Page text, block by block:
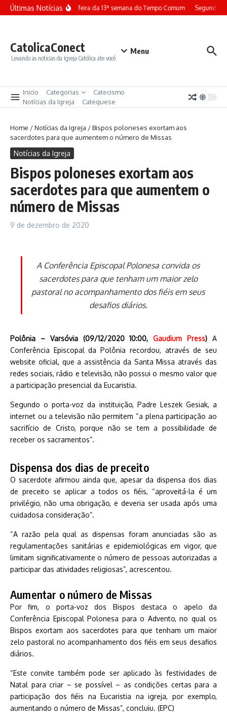
Ir para o conteúdo
Últimas NotíciasTerça-feira da 13ª semana do Tempo Comum Segunda-
CatolicaConect
Levando as noticias da Igreja Católica ate você.
Menu
Inicio Categorias
Catecismo
Notícias da Igreja
Catequese
Home /Notícias da Igreja /Bispos poloneses exortam aos
sacerdotes para que aumentem o número de Missas
Notícias da Igreja
Bispos poloneses exortam aos
sacerdotes para que aumentem o
número de Missas
9 de dezembro de 2020
A Conferência Episcopal Polonesa convida os
sacerdotes para que tenham um maior zelo
pastoral no acompanhamento dos fiéis em seus
desafios diários.
Polônia – Varsóvia (09/12/2020 10:00,Gaudium Press) A
Conferência Episcopal da Polônia recordou, através de seu
website oficial, que a assistência da Santa Missa através das
redes sociais, rádio e televisão, não possui o mesmo valor que
a participação presencial da Eucaristia.
Segundo o porta-voz da instituição, Padre Leszek Gesiak, a
internet ou a televisão não permitem “a plena participação ao
sacrifício de Cristo, porque não se tem a possibilidade de
receber os sacramentos”.
Dispensa dos dias de preceito
O sacerdote afirmou ainda que, apesar da dispensa dos dias
de preceito se aplicar a todos os fiéis, “aproveitá-la é um
privilégio, não uma obrigação, e deveria ser usada após uma
cuidadosa consideração”.
“A razão pela qual as dispensas foram anunciadas são as
regulamentações sanitárias e epidemiológicas em vigor, que
limitam significativamente o número de pessoas autorizadas a
participar das atividades religiosas”, acrescentou.
Aumentar o número de Missas
Por fim, o porta-voz dos Bispos destaca o apelo da
Conferência Episcopal Polonesa para o Advento, no qual os
Bispos exortam aos sacerdotes para que tenham um maior
zelo pastoral no acompanhamento dos fiéis em seus desafios
diários.
“Este convite também pode ser aplicado às festividades de
Natal para criar – se possível – as condições certas para a
participação dos fiéis na Eucaristia na igreja, por exemplo,
aumentando o número de Missas”, concluiu. (EPC)